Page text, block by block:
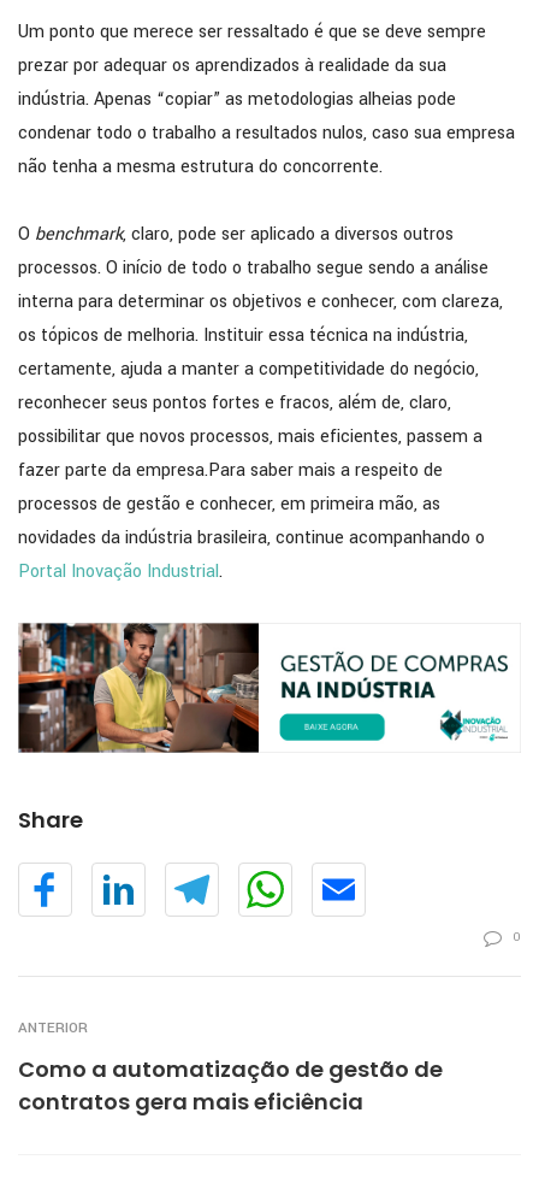
Um ponto que merece ser ressaltado é que se deve sempre
prezar por adequar os aprendizados à realidade da sua
indústria. Apenas “copiar” as metodologias alheias pode
condenar todo o trabalho a resultados nulos, caso sua empresa
não tenha a mesma estrutura do concorrente.
O benchmark, claro, pode ser aplicado a diversos outros
processos. O início de todo o trabalho segue sendo a análise
interna para determinar os objetivos e conhecer, com clareza,
os tópicos de melhoria. Instituir essa técnica na indústria,
certamente, ajuda a manter a competitividade do negócio,
reconhecer seus pontos fortes e fracos, além de, claro,
possibilitar que novos processos, mais eficientes, passem a
fazer parte da empresa.Para saber mais a respeito de
processos de gestão e conhecer, em primeira mão, as
novidades da indústria brasileira, continue acompanhando o
Portal Inovação Industrial.
Share
0
ANTERIOR
Como a automatização de gestão de
contratos gera mais eficiência